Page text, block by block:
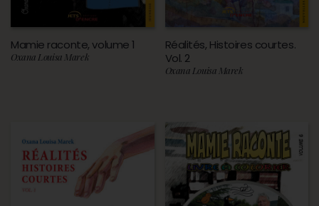
Mamie raconte, volume 1
Oxana Louisa Marek
Réalités, Histoires courtes.
Vol. 2
Oxana Louisa Marek